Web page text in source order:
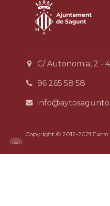
C/ Autonomia, 2 -
96 265 58 58
Copyright © 2012-2021